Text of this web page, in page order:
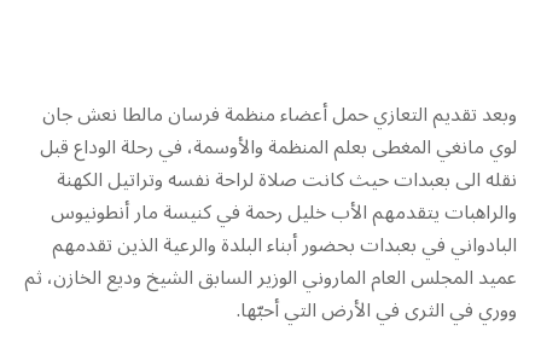
وبعد تقديم التعازي حمل أعضاء منظمة فرسان مالطا نعش جان
لوي مانغي المغطى بعلم المنظمة والأوسمة، في رحلة الوداع قبل
نقله الى بعبدات حيث كانت صلاة لراحة نفسه وتراتيل الكهنة
والراهبات يتقدمهم الأب خليل رحمة في كنيسة مار أنطونيوس
البادواني في بعبدات بحضور أبناء البلدة والرعية الذين تقدمهم
عميد المجلس العام الماروني الوزير السابق الشيخ وديع الخازن، ثم
ووري في الثرى في الأرض التي أحبّها.